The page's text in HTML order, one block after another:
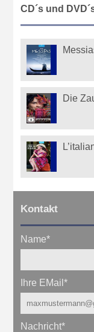
CD´s und
Die
Kontakt
Name*
Ihre EMail*
Nachricht*